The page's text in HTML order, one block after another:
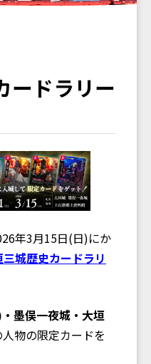
ードラリー
年3月15日(日)にか
城歴史カードラリ
墨俣一夜城・大垣
物の限定カードを